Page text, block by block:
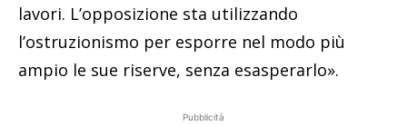
lavori. L’opposizione sta utilizzando
l’ostruzionismo per esporre nel modo più
ampio le sue riserve, senza esasperarlo».
Pubblicità